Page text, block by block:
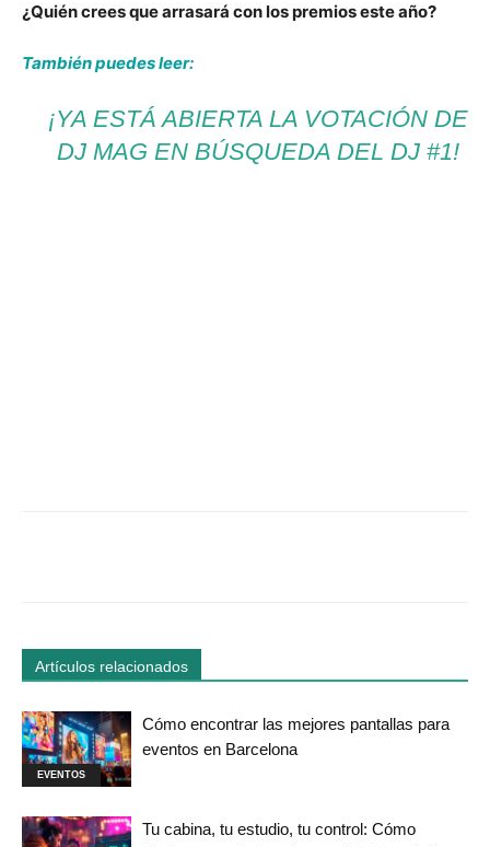
¿Quién crees que arrasará con los premios este año?
También puedes leer:
¡YA ESTÁ ABIERTA LA VOTACIÓN DE
DJ MAG EN BÚSQUEDA DEL DJ #1!
Artículos relacionados
EVENTOS
Cómo encontrar las mejores pantallas para
eventos en Barcelona
Tu cabina, tu estudio, tu control: Cómo